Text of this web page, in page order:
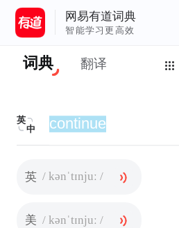
网易有道词典
智能学习更高效
词典 翻译
英
中
英 / kənˈtɪnjuː /
美 / kənˈtɪnjuː /